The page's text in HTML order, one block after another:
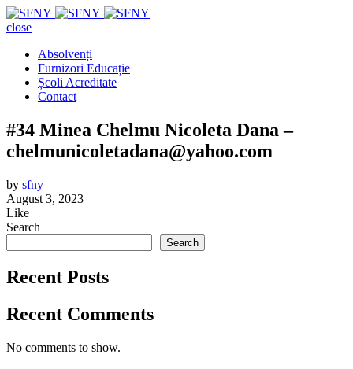
close
Absolvenți
Furnizori Educație
Școli Acreditate
Contact
#34 Minea Chelmu Nicoleta Dana –
chelmunicoletadana@yahoo.com
by sfny
August 3, 2023
Like
Search
Search
Recent Posts
Recent Comments
No comments to show.